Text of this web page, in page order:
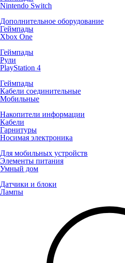
Nintendo Switch
Дополнительное оборудование
Геймпады
Xbox One
Геймпады
Рули
PlayStation 4
Геймпады
Кабели соединительные
Мобильные
Накопители информации
Кабели
Гарнитуры
Носимая электроника
Для мобильных устройств
Элементы питания
Умный дом
Датчики и блоки
Лампы